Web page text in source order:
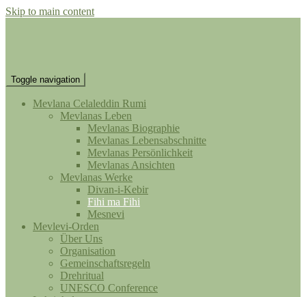
Skip to main content
Toggle navigation
Mevlana Celaleddin Rumi
Mevlanas Leben
Mevlanas Biographie
Mevlanas Lebensabschnitte
Mevlanas Persönlichkeit
Mevlanas Ansichten
Mevlanas Werke
Divan-i-Kebir
Fihi ma Fihi
Mesnevi
Mevlevi-Orden
Über Uns
Organisation
Gemeinschaftsregeln
Drehritual
UNESCO Conference